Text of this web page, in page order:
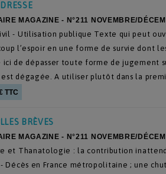
MAGAZINE - N°211 NOVEMBRE/
- Utilisation publique Texte qui peut
l’espoir en une forme de survie dont
ici de dépasser toute forme de jugement
est dégagée. A utiliser plutôt dans la
TTC
BRÈVES
MAGAZINE - N°211 NOVEMBRE/
et Thanatologie : la contribution
Décès en France métropolitaine ; une